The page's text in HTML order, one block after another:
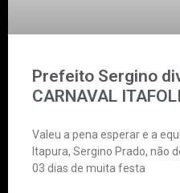
Prefeito Sergino
CARNAVAL
Valeu a pena esperar e a
Itapura, Sergino Prado, não
03 dias de muita festa